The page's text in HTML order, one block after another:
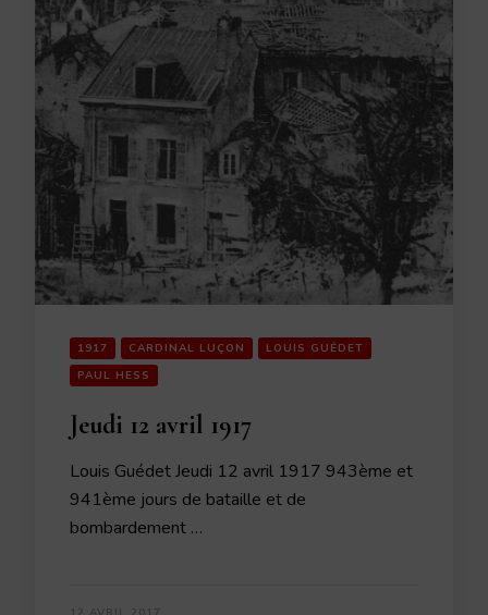
1917 CARDINAL LUÇON
LOUIS GUÉDET
PAUL HESS
Jeudi 12 avril 1917
Louis Guédet Jeudi 12 avril 1917 943ème et
941ème jours de bataille et de
bombardement …